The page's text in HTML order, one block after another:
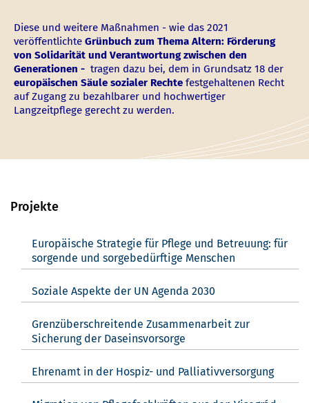
Diese und weitere Maßnahmen - wie das 2021
veröffentlichte Grünbuch zum Thema Altern: Förderung
von Solidarität und Verantwortung zwischen den
Generationen - tragen dazu bei, dem in Grundsatz 18 der
europäischen Säule sozialer Rechte festgehaltenen Recht
auf Zugang zu bezahlbarer und hochwertiger
Langzeitpflege gerecht zu werden.
Projekte
Europäische Strategie für Pflege und Betreuung: für
sorgende und sorgebedürftige Menschen
Soziale Aspekte der UN Agenda 2030
Grenzüberschreitende Zusammenarbeit zur
Sicherung der Daseinsvorsorge
Ehrenamt in der Hospiz- und Palliativversorgung